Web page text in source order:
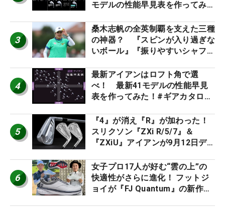
モデルの性能早見表を作ってみ
3
桑木志帆の全英制覇を支えた三種
の神器？ 『スピンが入り過ぎな
いボール』『振りやすいシャフ
ー』 #女子プロセッティング
4
最新アイアンはロフト角で選
べ！ 最新41モデルの性能早見
表を作ってみた！#ギアカタログ
5
『4』が消え『R』が加わった！
スリクソン『ZXi R/5/7』＆
『ZXiU』アイアンが9月12日デ
6
女子プロ17人が好む“雲の上”の
快適性がさらに進化！ フットジ
ョイが『FJ Quantum』の新作を